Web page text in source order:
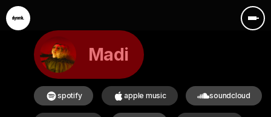
Madi
spotify apple music soundcloud